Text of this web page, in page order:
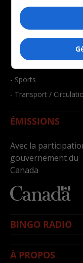
- Économie
- Éducation
- Environnement
- Faits divers
- Santé et bien-être
- Sports
- Transport /
ÉMISSIONS
Avec la
gouvernement du
Canada
BINGO RADIO
À PROPOS